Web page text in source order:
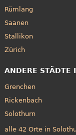
Rümlang
Saanen
Stallikon
Zürich
ANDERE STÄDTE
Grenchen
Rickenbach
Solothurn
alle 42 Orte in